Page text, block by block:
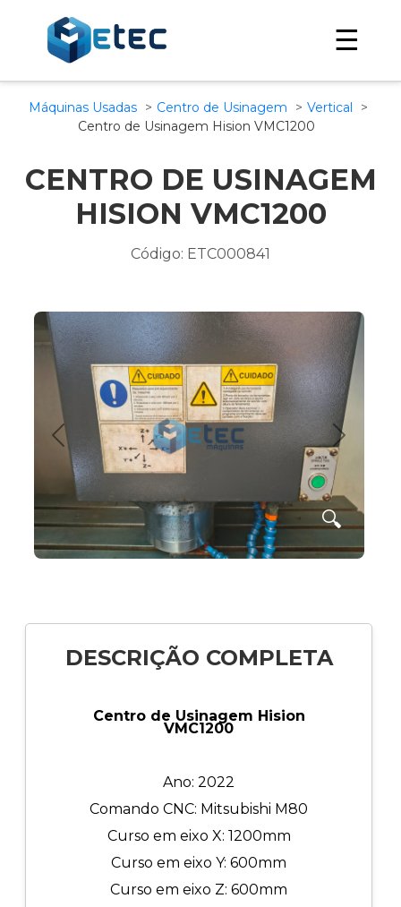
☰
Máquinas Usadas Centro de Usinagem
Vertical
Centro de Usinagem Hision VMC1200
CENTRO DE USINAGEM
HISION VMC1200
Código: ETC000841
🔍
Anterior Próximo
DESCRIÇÃO COMPLETA
Centro de Usinagem Hision
VMC1200
Ano: 2022
Comando CNC: Mitsubishi M80
Curso em eixo X: 1200mm
Curso em eixo Y: 600mm
Curso em eixo Z: 600mm